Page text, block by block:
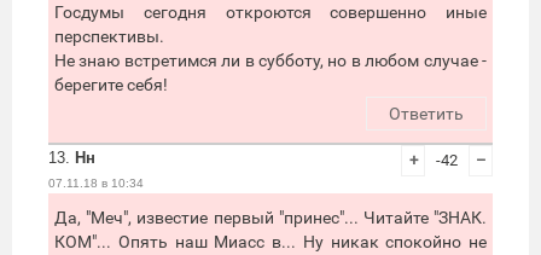
Госдумы сегодня откроются совершенно иные
перспективы.
Не знаю встретимся ли в субботу, но в любом случае -
берегите себя!
Ответить
13. Нн
07.11.18 в 10:34
+ -42 –
Да, "Меч", известие первый "принес"... Читайте "ЗНАК.
КОМ"... Опять наш Миасс в... Ну никак спокойно не